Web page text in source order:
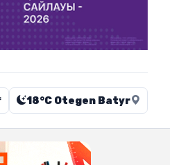
18°C Otegen Batyr